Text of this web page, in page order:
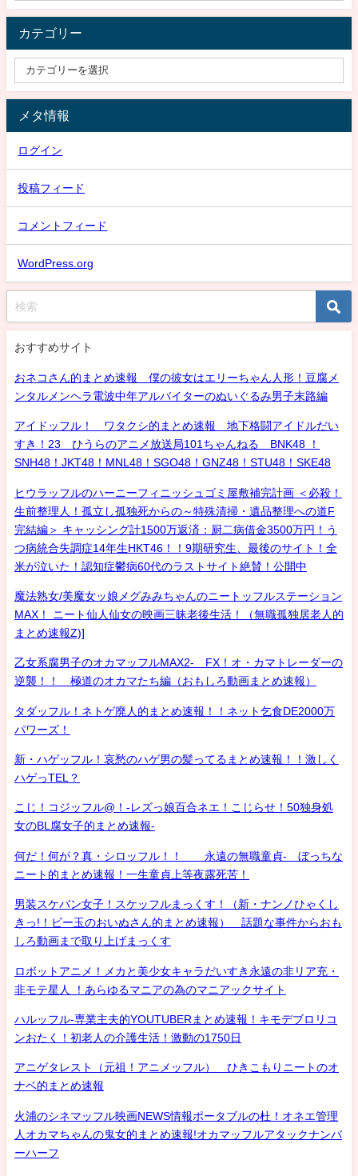
カテゴリー
メタ情報
ログイン
投稿フィード
コメントフィード
WordPress.org
おすすめサイト
おネコさん的まとめ速報 僕の彼女はエリーちゃん人形！豆腐メ
ンタルメンヘラ電波中年アルバイターのぬいぐるみ男子末路編
アイドッフル！ ワタクシ的まとめ速報 地下格闘アイドルだい
すき！23 ひうらのアニメ放送局101ちゃんねる BNK48 ！
SNH48！JKT48！MNL48！SGO48！GNZ48！STU48！SKE48
ヒウラッフルのハーニーフィニッシュゴミ屋敷補完計画 ＜必殺！
生前整理人！孤立し孤独死からの～特殊清掃・遺品整理への道F
完結編＞ キャッシング計1500万返済：厨二病借金3500万円！う
つ病統合失調症14年生HKT46！！9期研究生、最後のサイト！全
米が泣いた！認知症鬱病60代のラストサイト絶賛！公開中
魔法熟女/美魔女ッ娘メグみみちゃんのニートッフルステーション
MAX！ ニート仙人仙女の映画三昧老後生活！（無職孤独居老人的
まとめ速報Z)]
乙女系腐男子のオカマッフルMAX2- FX！オ・カマトレーダーの
逆襲！！ 極道のオカマたち編（おもしろ動画まとめ速報）
タダッフル！ネトゲ廃人的まとめ速報！！ネット乞食DE2000万
パワーズ！
新・ハゲッフル！哀愁のハゲ男の髪ってるまとめ速報！！激しく
ハゲっTEL？
こじ！コジッフル@！-レズっ娘百合ネエ！こじらせ！50独身処
女のBL腐女子的まとめ速報-
何だ！何が？真・シロッフル！！ 永遠の無職童貞- ぼっちな
ニート的まとめ速報！一生童貞上等夜露死苦！
男装スケバン女子！スケッフルまっくす！（新・ナンノひゃくし
きっ!！ビー玉のおいぬさん的まとめ速報） 話題な事件からおも
しろ動画まで取り上げまっくす
ロボットアニメ！メカと美少女キャラだいすき永遠の非リア充・
非モテ星人 ！あらゆるマニアの為のマニアックサイト
ハルッフル-専業主夫的YOUTUBERまとめ速報！キモデブロリコ
ンおたく！初老人の介護生活！激動の1750日
アニゲタレスト（元祖！アニメッフル） ひきこもりニートのオ
ナベ的まとめ速報
火浦のシネマッフル映画NEWS情報ポータブルの杜！オネエ管理
人オカマちゃんの鬼女的まとめ速報!オカマッフルアタックナンバ
ーハーフ